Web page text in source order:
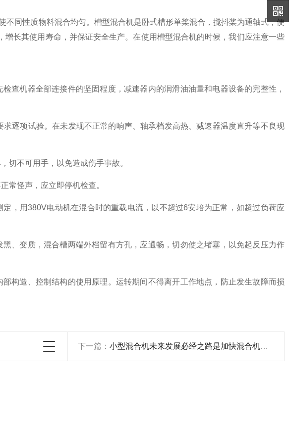
不同性质物料混合均匀。槽型混合机是卧式槽形单桨混合，搅抖桨为通轴式，便
长其使用寿命，并保证安全生产。在使用槽型混合机的时候，我们应注意一些
机器全部连接件的坚固程度，减速器内的润滑油油量和电器设备的完整性，
项试验。在未发现不正常的响声、轴承档发高热、减速器温度直升等不良现
不可用手，以免造成伤手事故。
怪声，应立即停机检查。
用380V电动机在混合时的重载电流，以不超过6安培为正常，如超过负荷应
变质，混合槽两端外档留有方孔，应通畅，切勿使之堵塞，以免起反压力作
造、控制结构的使用原理。运转期间不得离开工作地点，防止发生故障而损
下一篇：小型混合机未来发展必经之路是加快混合机产业升级